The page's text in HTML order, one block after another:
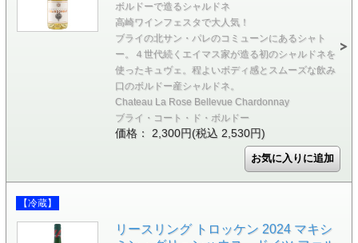
ボルドーで造るシャルドネ
高崎ワインフェスタで大人気！
ブライの北サン・パレのコミューンにあるシャト
ー。４世代続くエイマス家が造る初のシャルドネを
使ったキュヴェ。程よいボディ感とスムーズな飲み
口のボルドー産シャルドネ。
Chateau La Rose Bellevue Chardonnay
ブライ・コート・ド・ボルドー
価格： 2,300円(税込 2,530円)
【冷蔵】
リースリング トロッケン 2024 マキシ